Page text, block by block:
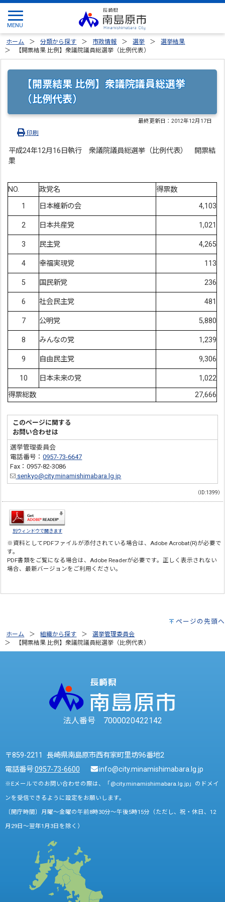
ホーム 分類から探す 市政情報 選挙
選挙結果
【開票結果 比例】衆議院議員総選挙（比例代表）
【開票結果 比例】衆議院議員総選挙
（比例代表）
最終更新日：2012年12月17日
印刷
平成24年12月16日執行 衆議院議員総選挙（比例代表） 開票結
果
NO. 政党名
得票数
1
日本維新の会 4,103
2 日本共産党 1,021
3 民主党 4,265
4 幸福実現党 113
5 国民新党 236
6 社会民主党 481
7 公明党 5,880
8 みんなの党 1,239
9 自由民主党 9,306
10 日本未来の党
1,022
得票総数
27,666
このページに関する
お問い合わせは
選挙管理委員会
電話番号：0957-73-6647
Fax：0957-82-3086
senkyo@city.minamishimabara.lg.jp
（ID:1399）
別ウィンドウで開きます
※資料としてPDFファイルが添付されている場合は、Adobe Acrobat(R)が必要で
す。
PDF書類をご覧になる場合は、Adobe Readerが必要です。正しく表示されない
場合、最新バージョンをご利用ください。
ページの先頭へ
ホーム 組織から探す
選挙管理委員会
【開票結果 比例】衆議院議員総選挙（比例代表）
法人番号 7000020422142
〒859-2211 長崎県南島原市西有家町里坊96番地2
電話番号:0957-73-6600 info@city.minamishimabara.lg.jp
※Eメールでのお問い合わせの際は、「@city.minamishimabara.lg.jp」のドメイ
ンを受信できるように設定をお願いします。
〔開庁時間〕月曜～金曜の午前8時30分～午後5時15分（ただし、祝・休日、12
月29日～翌年1月3日を除く）